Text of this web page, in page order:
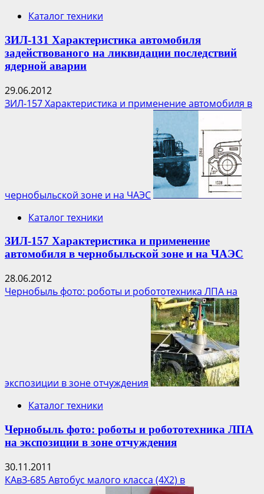
Каталог техники
ЗИЛ-131 Характеристика автомобиля
задействованого на ликвидации последствий
ядерной аварии
29.06.2012
ЗИЛ-157 Характеристика и применение автомобиля в
чернобыльской зоне и на ЧАЭС
Каталог техники
ЗИЛ-157 Характеристика и применение
автомобиля в чернобыльской зоне и на ЧАЭС
28.06.2012
Чернобыль фото: роботы и робототехника ЛПА на
экспозиции в зоне отчуждения
Каталог техники
Чернобыль фото: роботы и робототехника ЛПА
на экспозиции в зоне отчуждения
30.11.2011
КАвЗ-685 Автобус малого класса (4Х2) в